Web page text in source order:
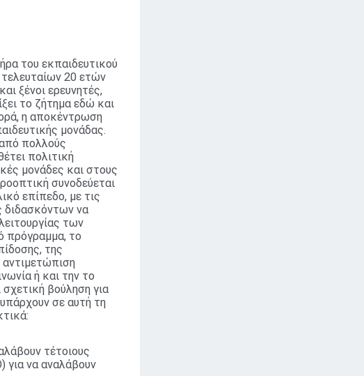
του εκπαιδευτικού
20 ετών
ξένοι ερευνητές,
το ζήτημα εδώ και
η αποκέντρωση
μονάδας.
πολλούς
πολιτική
μονάδες και στους
συνοδεύεται
επίπεδο, με τις
διδασκόντων να
των
πρόγραμμα, το
της
ή και την το
βούληση για
σε αυτή τη
τέτοιους
για να αναλάβουν